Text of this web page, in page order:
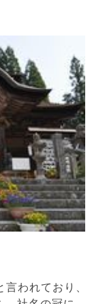
われており、